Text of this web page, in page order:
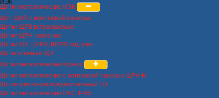
ИЭК
Щитки металлические ИЭК
Щит ЩМП с монтажной панелью
Щитки ЩРВ встраиваемые
Щитки ЩРН навесные
Щитки ЩУ, ЩУРН, ЩУРВ под учет
Щиты этажные ЩЭ
Щитки металлические Кронус
Щитки металлические с монтажной панелью ЩРН-М
Щиток учетно-распределительный ЩУ
Щитки металлические DKC IP-65